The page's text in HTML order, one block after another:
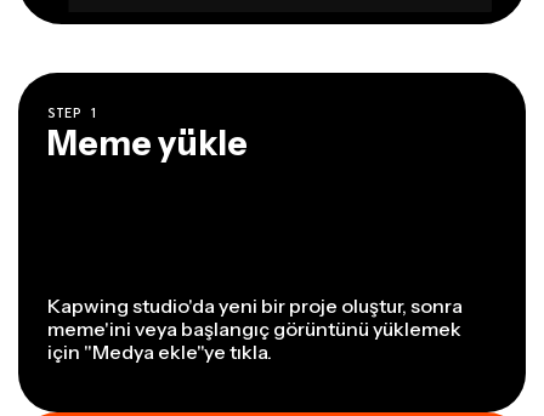
STEP 1
Meme yükle
Kapwing studio'da yeni bir proje oluştur, sonra
meme'ini veya başlangıç görüntünü yüklemek
için "Medya ekle"ye tıkla.